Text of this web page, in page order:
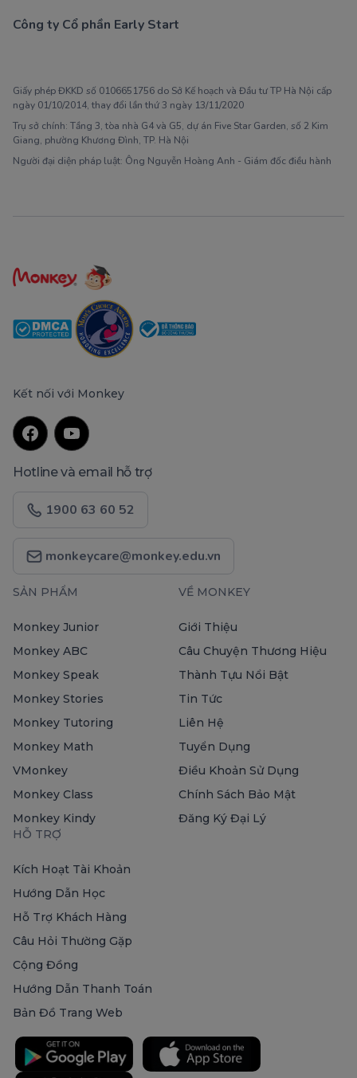
Công ty Cổ phần Early Start
Giấy phép ĐKKD số 0106651756 do Sở Kế hoạch và Đầu tư TP Hà Nội cấp
ngày 01/10/2014, thay đổi lần thứ 3 ngày 13/11/2020
Trụ sở chính: Tầng 3, tòa nhà G4 và G5, dự án Five Star Garden, số 2 Kim
Giang, phường Khương Đình, TP. Hà Nội
Người đại diện pháp luật: Ông Nguyễn Hoàng Anh - Giám đốc điều hành
Kết nối với Monkey
Hotline và email hỗ trợ
1900 63 60 52
monkeycare@monkey.edu.vn
SẢN PHẨM
Monkey Junior
Monkey ABC
Monkey Speak
Monkey Stories
Monkey Tutoring
Monkey Math
VMonkey
Monkey Class
Monkey Kindy
VỀ MONKEY
Giới Thiệu
Câu Chuyện Thương Hiệu
Thành Tựu Nổi Bật
Tin Tức
Liên Hệ
Tuyển Dụng
Điều Khoản Sử Dụng
Chính Sách Bảo Mật
Đăng Ký Đại Lý
HỖ TRỢ
Kích Hoạt Tài Khoản
Hướng Dẫn Học
Hỗ Trợ Khách Hàng
Câu Hỏi Thường Gặp
Cộng Đồng
Hướng Dẫn Thanh Toán
Bản Đồ Trang Web